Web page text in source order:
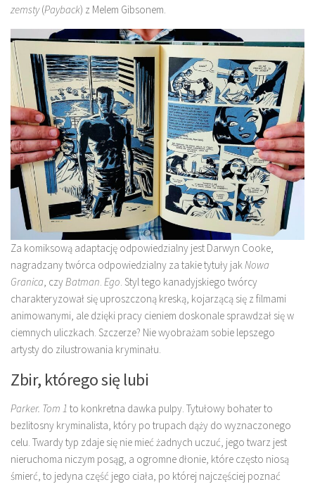
zemsty(Payback) z Melem Gibsonem.
Za komiksową adaptację odpowiedzialny jest Darwyn Cooke,
nagradzany twórca odpowiedzialny za takie tytuły jakNowa
Granica, czyBatman. Ego. Styl tego kanadyjskiego twórcy
charakteryzował się uproszczoną kreską, kojarzącą się z filmami
animowanymi, ale dzięki pracy cieniem doskonale sprawdzał się w
ciemnych uliczkach. Szczerze? Nie wyobrażam sobie lepszego
artysty do zilustrowania kryminału.
Zbir, którego się lubi
Parker. Tom 1 to konkretna dawka pulpy. Tytułowy bohater to
bezlitosny kryminalista, który po trupach dąży do wyznaczonego
celu. Twardy typ zdaje się nie mieć żadnych uczuć, jego twarz jest
nieruchoma niczym posąg, a ogromne dłonie, które często niosą
śmierć, to jedyna część jego ciała, po której najczęściej poznać